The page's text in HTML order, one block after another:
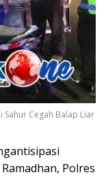
Cegah Balap Liar
Polres